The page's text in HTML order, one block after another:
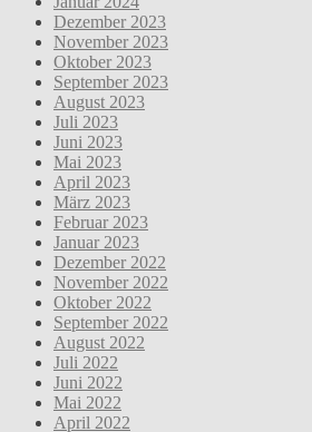
Dezember 2023
November 2023
Oktober 2023
September 2023
August 2023
Juli 2023
Juni 2023
Mai 2023
April 2023
März 2023
Februar 2023
Januar 2023
Dezember 2022
November 2022
Oktober 2022
September 2022
August 2022
Juli 2022
Juni 2022
Mai 2022
April 2022